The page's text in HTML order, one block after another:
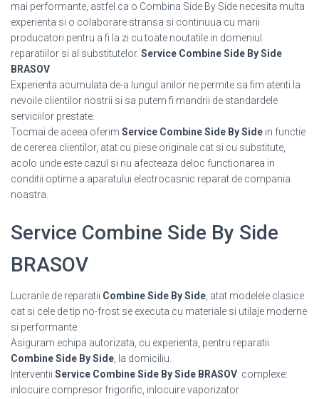
mai performante, astfel ca o Combina Side By Side necesita multa
experienta si o colaborare stransa si continuua cu marii
producatori pentru a fi la zi cu toate noutatile in domeniul
reparatiilor si al substitutelor. Service Combine Side By Side
BRASOV
Experienta acumulata de-a lungul anilor ne permite sa fim atenti la
nevoile clientilor nostrii si sa putem fi mandrii de standardele
serviciilor prestate.
Tocmai de aceea oferim Service Combine Side By Side in functie
de cererea clientilor, atat cu piese originale cat si cu substitute,
acolo unde este cazul si nu afecteaza deloc functionarea in
conditii optime a aparatului electrocasnic reparat de compania
noastra.
Service Combine Side By Side
BRASOV
Lucrarile de reparatii Combine Side By Side , atat modelele clasice
cat si cele de tip no-frost se executa cu materiale si utilaje moderne
si performante.
Asiguram echipa autorizata, cu experienta, pentru reparatii
Combine Side By Side , la domiciliu.
Interventii Service Combine Side By Side BRASOV: complexe:
inlocuire compresor frigorific, inlocuire vaporizator